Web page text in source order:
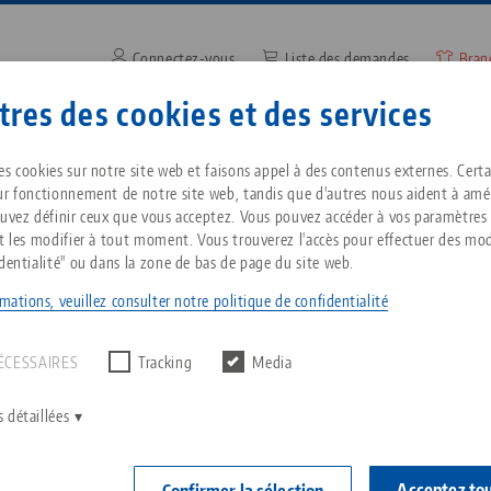
des cookies et des services
cookies sur notre site web et faisons appel à des contenus externes.
fonctionnement de notre site web, tandis que d'autres nous aident à
définir ceux que vous acceptez. Vous pouvez accéder à vos paramètres
modifier à tout moment. Vous trouverez l'accès pour effectuer des
ou dans la zone de bas de page du site web.
veuillez consulter notre politique de confidentialité
Tracking Media
détaillées
Tout d'une seule source
Technologie de serrage à
Technologie de serrage des
Breadcrumb
À propos de LANG
Philosophie
Service
Téléchargements
FAQ
Nouvelles
Blog
Actualités
Connectez-vous Liste des demandes
Saisir un terme de
résultat.
enfants